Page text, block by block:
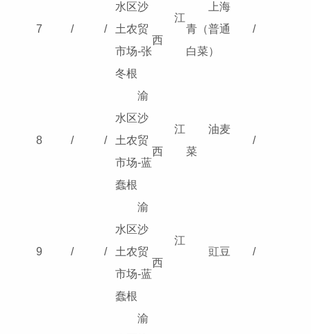
7 / /
水区沙
土农贸
市场-张
冬根
江
西
上海
青（普通
白菜）
/
8 / /
渝
水区沙
土农贸
市场-蓝
蠢根
江
西
油麦
菜
/
9 / /
渝
水区沙
土农贸
市场-蓝
蠢根
江
西
豇豆 /
渝